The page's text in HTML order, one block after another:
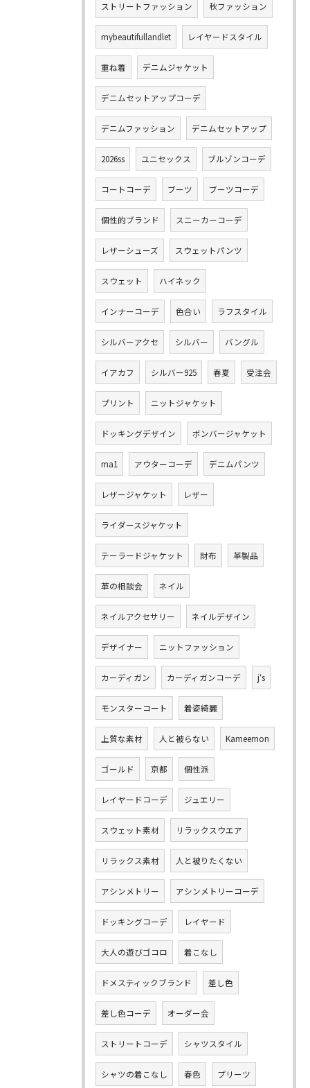
ストリートファッション 秋ファッション
mybeautifullandlet レイヤードスタイル
重ね着 デニムジャケット
デニムセットアップコーデ
デニムファッション デニムセットアップ
2026ss ユニセックス ブルゾンコーデ
コートコーデ ブーツ ブーツコーデ
個性的ブランド スニーカーコーデ
レザーシューズ スウェットパンツ
スウェット ハイネック
インナーコーデ 色合い ラフスタイル
シルバーアクセ シルバー バングル
イアカフ シルバー925 春夏 受注会
プリント ニットジャケット
ドッキングデザイン ボンバージャケット
ma1 アウターコーデ デニムパンツ
レザージャケット レザー
ライダースジャケット
テーラードジャケット 財布 革製品
革の相談会 ネイル
ネイルアクセサリー ネイルデザイン
デザイナー ニットファッション
カーディガン カーディガンコーデ j‘s
モンスターコート 着姿綺麗
上質な素材 人と被らない Kameemon
ゴールド 京都 個性派
レイヤードコーデ ジュエリー
スウェット素材 リラックスウエア
リラックス素材 人と被りたくない
アシンメトリー アシンメトリーコーデ
ドッキングコーデ レイヤード
大人の遊びゴコロ 着こなし
ドメスティックブランド 差し色
差し色コーデ オーダー会
ストリートコーデ シャツスタイル
シャツの着こなし 春色 プリーツ